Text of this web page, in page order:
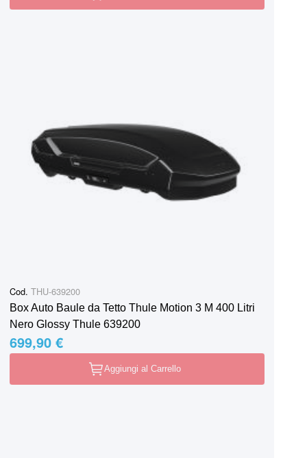
Cod. THU-639200
Box Auto Baule da Tetto Thule Motion 3 M 400 Litri
Nero Glossy Thule 639200
699,90 €
Aggiungi al Carrello